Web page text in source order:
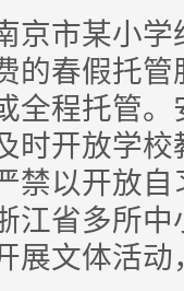
市某小学
的春假托
全程托管
时开放学
禁以开放
江省多所
展文体活